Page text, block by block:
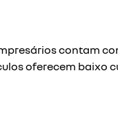
contam
oferecem baixo